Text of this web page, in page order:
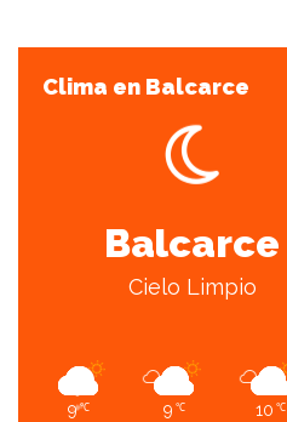
n
Clima en Balcarce
Balcarce
Cielo Limpio
9 ℃ 9 ℃ 10 ℃